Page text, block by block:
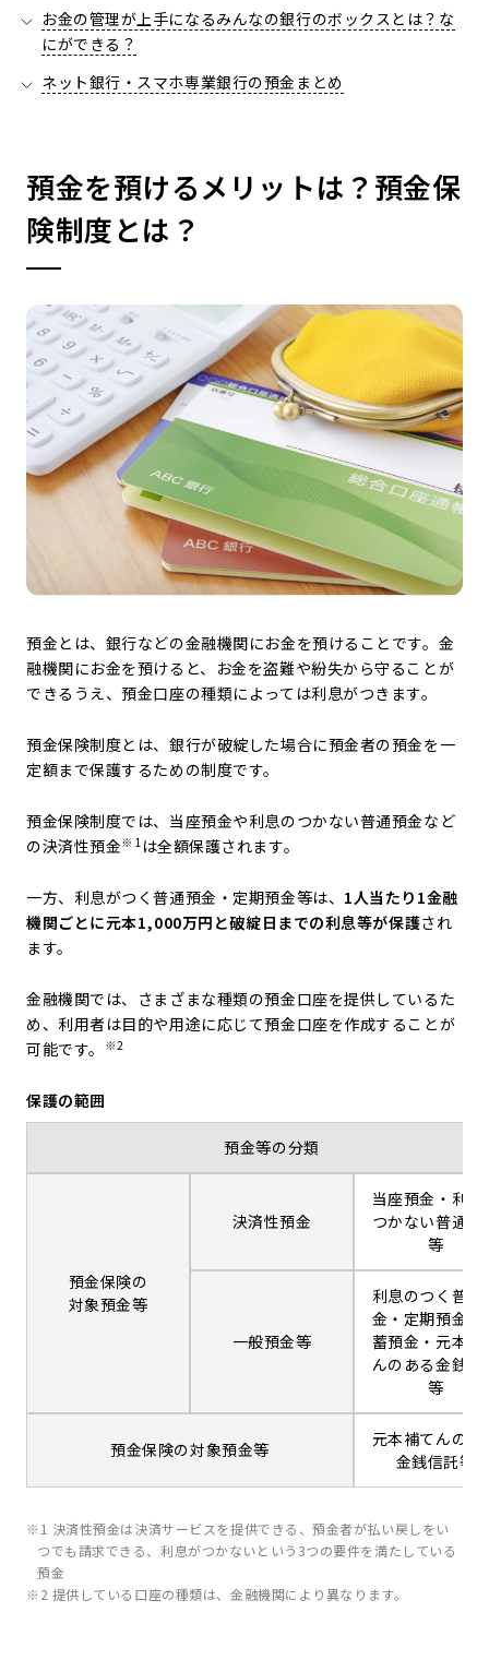
お金の管理が上手になるみんなの銀行のボックスとは？な
にができる？
ネット銀行・スマホ専業銀行の預金まとめ
預金を預けるメリットは？預金保
険制度とは？
預金とは、銀行などの金融機関にお金を預けることです。金
融機関にお金を預けると、お金を盗難や紛失から守ることが
できるうえ、預金口座の種類によっては利息がつきます。
預金保険制度とは、銀行が破綻した場合に預金者の預金を一
定額まで保護するための制度です。
預金保険制度では、当座預金や利息のつかない普通預金など
の決済性預金※1 は全額保護されます。
一方、利息がつく普通預金・定期預金等は、 1人当たり1金融
機関ごとに元本1,000万円と破綻日までの利息等が保護され
ます。
金融機関では、さまざまな種類の預金口座を提供しているた
め、利用者は目的や用途に応じて預金口座を作成することが
可能です。
※2
保護の範囲
預金等の分類
預金保険の
対象預金等
決済性預金
当座預金・利息
つかない普通預
等
一般預金等
利息のつく普通
金・定期預金・
蓄預金・元本補
んのある金銭信
等
預金保険の対象預金等
元本補てんのな
金銭信託等
※1 決済性預金は決済サービスを提供できる、預金者が払い戻しをい
つでも請求できる、利息がつかないという3つの要件を満たしている
預金
※2 提供している口座の種類は、金融機関により異なります。